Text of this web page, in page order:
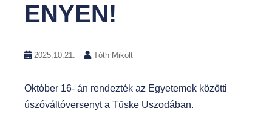
ENYEN!
2025.10.21. Tóth Mikolt
Október 16- án rendezték az Egyetemek közötti
úszóváltóversenyt a Tüske Uszodában.